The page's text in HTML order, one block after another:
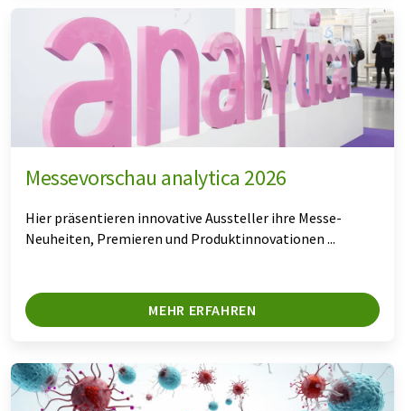
Messevorschau analytica 2026
Hier präsentieren innovative Aussteller ihre Messe-
Neuheiten, Premieren und Produktinnovationen ...
MEHR ERFAHREN